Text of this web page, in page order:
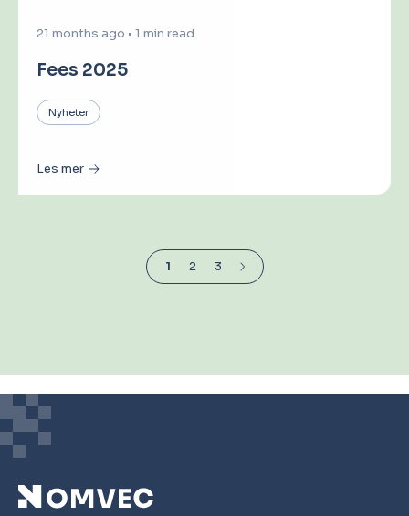
21 months ago • 1 min read
Fees 2025
Nyheter
Les mer
1 2 3 Neste